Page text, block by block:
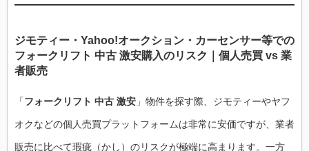
ジモティー・Yahoo!オークション・カーセンサー等での
フォークリフト 中古 激安購入のリスク｜個人売買 vs 業
者販売
「フォークリフト 中古 激安 」物件を探す際、ジモティーやヤフ
オクなどの個人売買プラットフォームは非常に安価ですが、業者
販売に比べて瑕疵（かし）のリスクが極端に高まります。一方